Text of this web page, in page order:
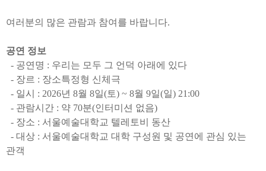
여러분의 많은 관람과 참여를 바랍니다.
공연 정보
- 공연명 : 우리는 모두 그 언덕 아래에 있다
- 장르 : 장소특정형 신체극
- 일시 : 2026년 8월 8일(토) ~ 8월 9일(일) 21:00
- 관람시간 : 약 70분(인터미션 없음)
- 장소 : 서울예술대학교 텔레토비 동산
- 대상 : 서울예술대학교 대학 구성원 및 공연에 관심 있는
관객